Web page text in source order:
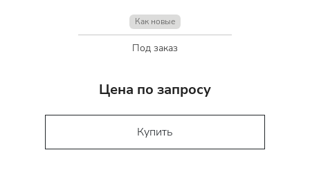
Как новые
Под заказ
Цена по запросу
Купить